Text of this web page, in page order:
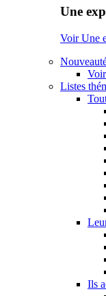
Une
Voir Une
Listes
Ils